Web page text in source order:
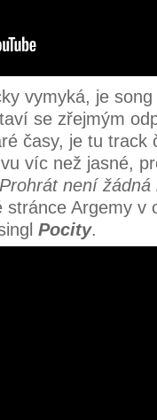
vymyká, je song
se zřejmým
časy, je tu
víc než jasné,
Prohrát není žádná
Argemy v
Pocity.